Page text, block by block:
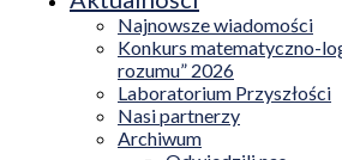
Najnowsze wiadomości
Konkurs matematyczno-
rozumu” 2026
Laboratorium Przyszłości
Nasi partnerzy
Archiwum